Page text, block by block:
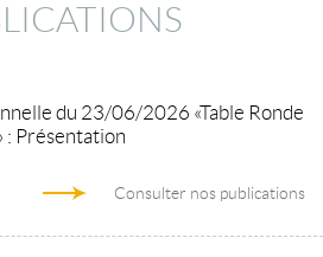
du 23/06/2026 «Table Ronde
: Présentation
Consulter nos publications